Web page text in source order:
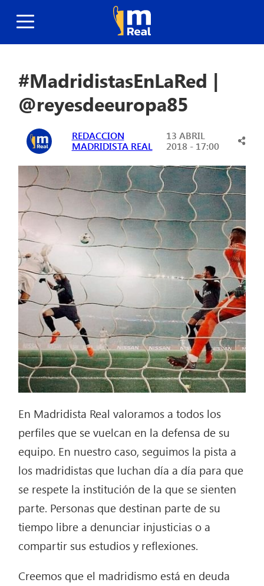
#MadridistasEnLaRed |
@reyesdeeuropa85
REDACCION
MADRIDISTA REAL
13 ABRIL
2018 - 17:00
En Madridista Real valoramos a todos los
perfiles que se vuelcan en la defensa de su
equipo. En nuestro caso, seguimos la pista a
los madridistas que luchan día a día para que
se respete la institución de la que se sienten
parte. Personas que destinan parte de su
tiempo libre a denunciar injusticias o a
compartir sus estudios y reflexiones.
Creemos que el madridismo está en deuda